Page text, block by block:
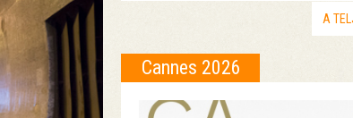
A
Cannes 2026